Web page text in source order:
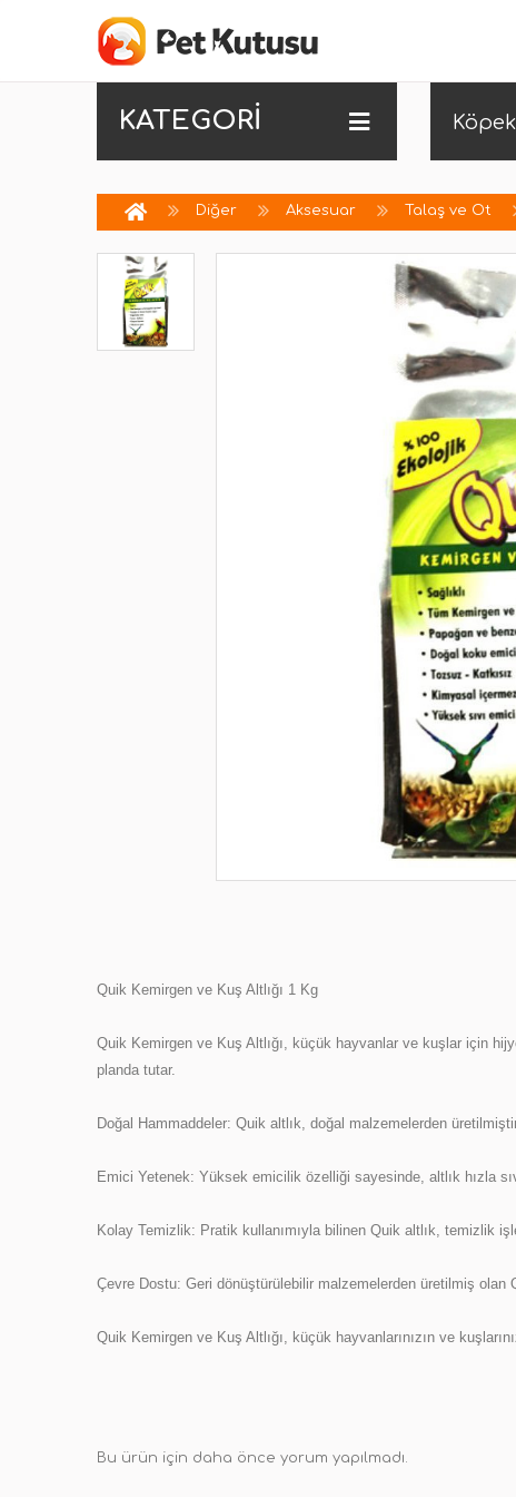
KATEGORİ Köpek
Diğer Aksesuar Talaş ve Ot
Quik Kemirgen ve Kuş Altlığı 1 Kg
Quik Kemirgen ve Kuş Altlığı, küçük hayvanlar ve kuşlar için
planda tutar.
Doğal Hammaddeler: Quik altlık, doğal malzemelerden
Emici Yetenek: Yüksek emicilik özelliği sayesinde, altlık hızla
Kolay Temizlik: Pratik kullanımıyla bilinen Quik altlık, temizlik
Çevre Dostu: Geri dönüştürülebilir malzemelerden üretilmiş olan
Quik Kemirgen ve Kuş Altlığı, küçük hayvanlarınızın ve
Bu ürün için daha önce yorum yapılmadı.